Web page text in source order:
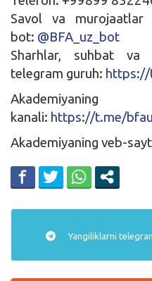
Savol va murojaatlar
bot: @BFA_uz_bot
Sharhlar, suhbat va
telegram guruh: https://
kanali: https://t.me/
Akademiyaning veb-
Yangiliklarni